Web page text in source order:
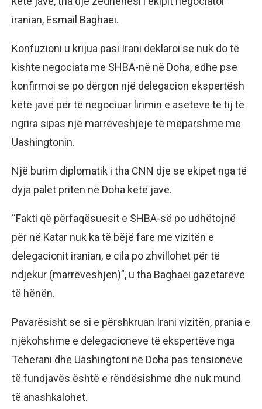
iranian, Esmail Baghaei.
Konfuzioni u krijua pasi Irani deklaroi se nuk do të
kishte negociata me SHBA-në në Doha, edhe pse
konfirmoi se po dërgon një delegacion ekspertësh
këtë javë për të negociuar lirimin e aseteve të tij të
ngrira sipas një marrëveshjeje të mëparshme me
Uashingtonin.
Një burim diplomatik i tha CNN dje se ekipet nga të
dyja palët priten në Doha këtë javë.
“Fakti që përfaqësuesit e SHBA-së po udhëtojnë
për në Katar nuk ka të bëjë fare me vizitën e
delegacionit iranian, e cila po zhvillohet për të
ndjekur (marrëveshjen)”, u tha Baghaei gazetarëve
të hënën.
Pavarësisht se si e përshkruan Irani vizitën, prania e
njëkohshme e delegacioneve të ekspertëve nga
Teherani dhe Uashingtoni në Doha pas tensioneve
të fundjavës është e rëndësishme dhe nuk mund
të anashkalohet.